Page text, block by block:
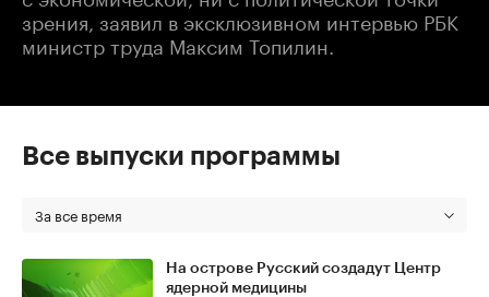
зрения, заявил в эксклюзивном интервью РБК
министр труда Максим Топилин.
Все выпуски программы
За все время
На острове Русский создадут Центр
ядерной медицины